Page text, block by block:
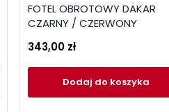
FOTEL OBROTOWY DAKAR
CZARNY / CZERWONY
343,00 zł
Dodaj do koszyka